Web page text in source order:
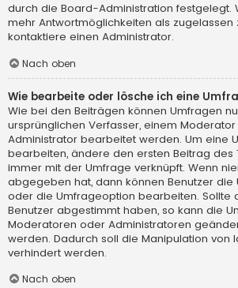
durch die Board-Administration festgelegt.
mehr Antwortmöglichkeiten als zugelassen
kontaktiere einen Administrator.
Nach oben
Wie bearbeite oder lösche ich eine
Wie bei den Beiträgen können Umfragen
ursprünglichen Verfasser, einem
Administrator bearbeitet werden. Um eine
bearbeiten, ändere den ersten Beitrag des
immer mit der Umfrage verknüpft. Wenn
abgegeben hat, dann können Benutzer die
oder die Umfrageoption bearbeiten. Sollte
Benutzer abgestimmt haben, so kann die
Moderatoren oder Administratoren
werden. Dadurch soll die Manipulation von
verhindert werden.
Nach oben